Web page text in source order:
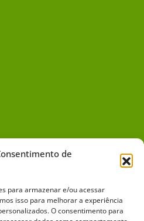
de
para armazenar e/ou acessar
isso para melhorar a experiência
O consentimento para